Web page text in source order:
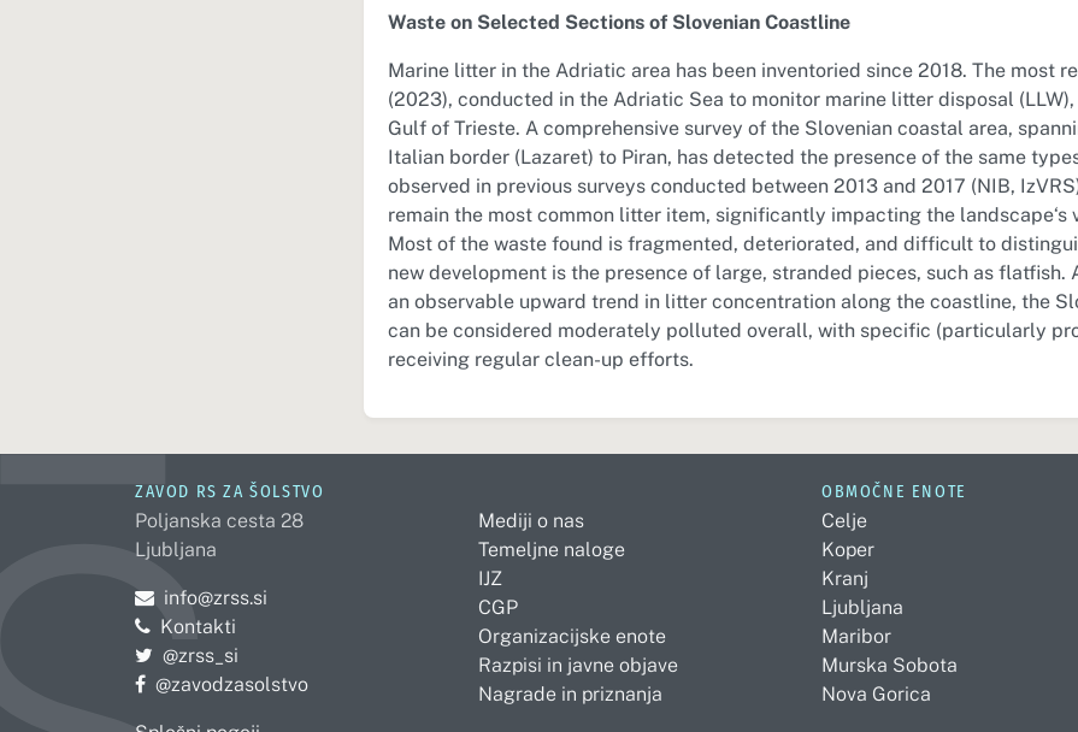
Waste on Selected Sections of Slovenian Coastline
Marine litter in the Adriatic area has been inventoried since 2018. The most
(2023), conducted in the Adriatic Sea to monitor marine litter disposal
Gulf of Trieste. A comprehensive survey of the Slovenian coastal area,
Italian border (Lazaret) to Piran, has detected the presence of the same
observed in previous surveys conducted between 2013 and 2017 (NIB,
remain the most common litter item, significantly impacting the landscape‘s
Most of the waste found is fragmented, deteriorated, and difficult to
new development is the presence of large, stranded pieces, such as flatfish.
an observable upward trend in litter concentration along the coastline, the
can be considered moderately polluted overall, with specific (particularly
receiving regular clean-up efforts.
ZAVOD RS ZA ŠOLSTVO
Poljanska cesta 28
Ljubljana
Pošljite e-mail na
info@zrss.si
Kontakti
Pojdite na Twitter:
@zrss_si
Pojdite na Facebook:
@zavodzasolstvo
Mediji o nas
Temeljne naloge
IJZ
CGP
Organizacijske enote
Razpisi in javne objave
Nagrade in priznanja
OBMOČNE ENOTE
Celje
Koper
Kranj
Ljubljana
Maribor
Murska Sobota
Nova Gorica